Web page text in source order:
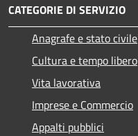
CATEGORIE DI SERVIZIO
Anagrafe e stato civile
Cultura e tempo libero
Vita lavorativa
Imprese e Commercio
Appalti pubblici